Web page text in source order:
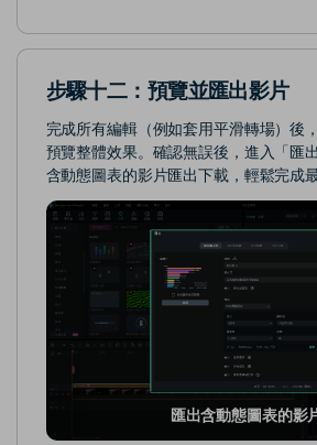
步驟十二：預覽並匯出影片
完成所有編輯（例如套用平滑轉場）後
預覽整體效果。確認無誤後，進入「匯
含動態圖表的影片匯出下載，輕鬆完成最
匯出含動態圖表的影